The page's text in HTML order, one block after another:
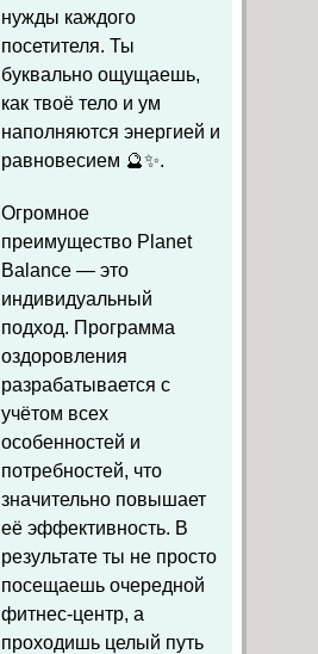
нужды каждого
посетителя. Ты
буквально ощущаешь,
как твоё тело и ум
наполняются энергией и
равновесием 🔮✨.
Огромное
преимущество Planet
Balance — это
индивидуальный
подход. Программа
оздоровления
разрабатывается с
учётом всех
особенностей и
потребностей, что
значительно повышает
её эффективность. В
результате ты не просто
посещаешь очередной
фитнес-центр, а
проходишь целый путь